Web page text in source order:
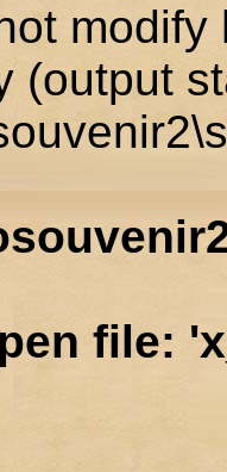
(output
file: